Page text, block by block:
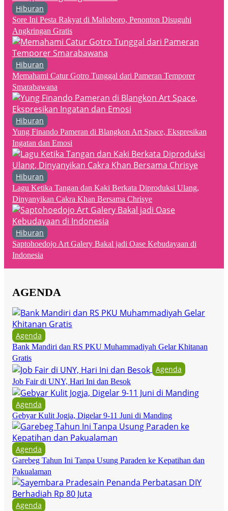
Hiburan
Sore Ini Pesta Rakyat di Malioboro, Penonton Disuguhi
Angkringan Gratis
Hiburan
Memahami Catur Gotro Tunggal dari Pameran Temporer
Smarabawana
Hiburan
Yung Finando Pameran di Blangkon Art Space, Ekspresikan
Ingatan dan Emosi
Hiburan
Lagu Ketika Tangan dan Kaki Berkata Diproduksi Ulang,
Dinyanyikan Cakra Khan Bersama Chrisye
Hiburan
Saptohoedojo Art Galery Bakal jadi Oase Kebudayaan di
Indonesia
AGENDA
Agenda
Bank Mandiri dan RS PKU Muhammadiyah Gelar Khitanan
Gratis
Agenda
Job Fair di UNY, Hari Ini dan Besok
Agenda
Gebyar Kulit Jogja, Digelar 9-11 Juni di Manding
Agenda
Garebeg Tahun Ini Tanpa Usung Paraden ke Kepatihan dan
Pakualaman
Agenda